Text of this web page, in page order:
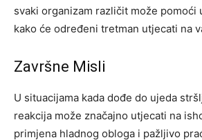
svaki organizam različit može pomoći
kako će određeni tretman utjecati na
Završne Misli
U situacijama kada dođe do ujeda
reakcija može značajno utjecati na
primjena hladnog obloga i pažljivo